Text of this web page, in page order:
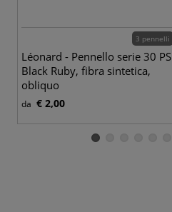
3 pennelli
Léonard - Pennello serie 30 PS
Black Ruby, fibra sintetica,
obliquo
da € 2,00